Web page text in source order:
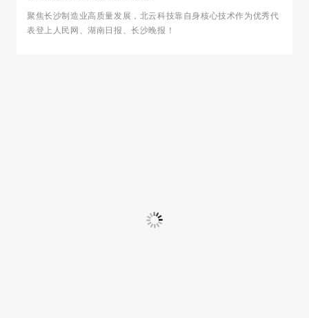
聚焦长沙制造业高质量发展，北云科技靠自身核心技术作为优秀代
表登上人民网、湖南日报、长沙晚报！